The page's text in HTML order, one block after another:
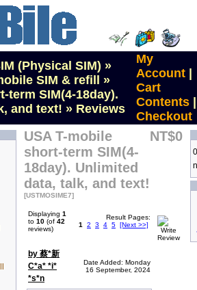
(Physical SIM) »
SIM & refill
»
term SIM(4-18day).
and text! » Reviews
My
Account
Cart
Contents
Checkout
USA T-mobile
short-term SIM(4-
18day). Unlimited
data, talk, and text!
[USTMOSIME7]
NT$0
Displaying 1
to 10 (of 42
reviews)
Result Pages:
1
2 3 4 5 [Next >>]
by 蔡*新
C*a* *i*
*s*n
Date Added: Monday
16 September, 2024